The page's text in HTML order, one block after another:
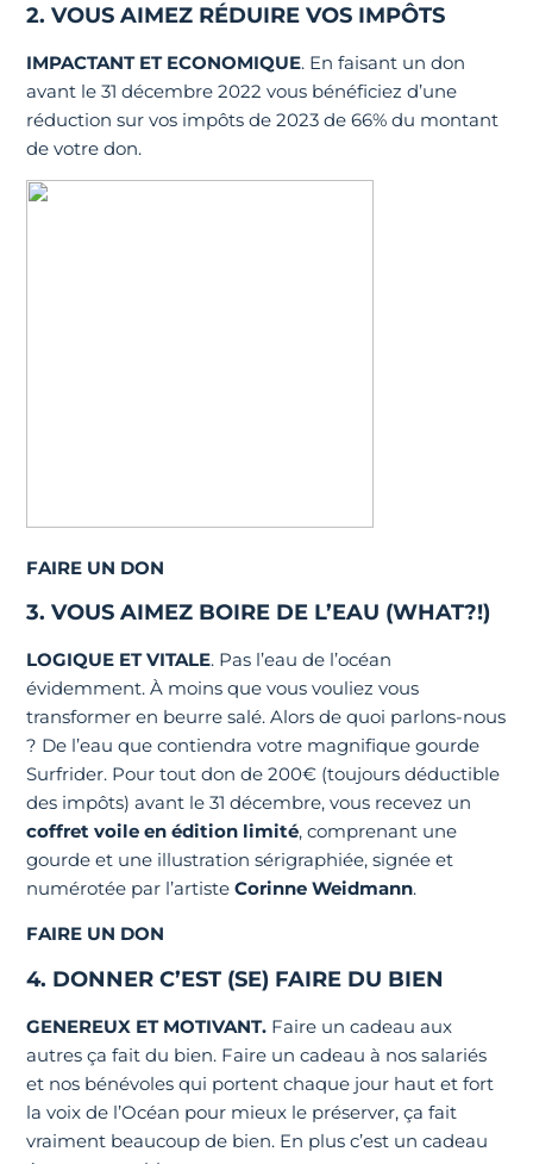
2. VOUS AIMEZ RÉDUIRE VOS IMPÔTS
IMPACTANT ET ECONOMIQUE. En faisant un don
avant le 31 décembre 2022 vous bénéficiez d’une
réduction sur vos impôts de 2023 de 66% du montant
de votre don.
FAIRE UN DON
3. VOUS AIMEZ BOIRE DE L’EAU (WHAT?!)
LOGIQUE ET VITALE. Pas l’eau de l’océan
évidemment. À moins que vous vouliez vous
transformer en beurre salé. Alors de quoi parlons-nous
? De l’eau que contiendra votre magnifique gourde
Surfrider. Pour tout don de 200€ (toujours déductible
des impôts) avant le 31 décembre, vous recevez un
coffret voile en édition limité, comprenant une
gourde et une illustration sérigraphiée, signée et
numérotée par l’artisteCorinne Weidmann.
FAIRE UN DON
4. DONNER C’EST (SE) FAIRE DU BIEN
GENEREUX ET MOTIVANT. Faire un cadeau aux
autres ça fait du bien. Faire un cadeau à nos salariés
et nos bénévoles qui portent chaque jour haut et fort
la voix de l’Océan pour mieux le préserver, ça fait
vraiment beaucoup de bien. En plus c’est un cadeau